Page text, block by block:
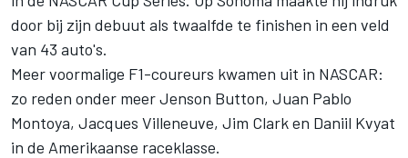
door bij zijn debuut als twaalfde te finishen in een veld
van 43 auto's.
Meer voormalige F1-coureurs kwamen uit in NASCAR:
zo reden onder meer Jenson Button, Juan Pablo
Montoya, Jacques Villeneuve, Jim Clark en Daniil Kvyat
in de Amerikaanse raceklasse.